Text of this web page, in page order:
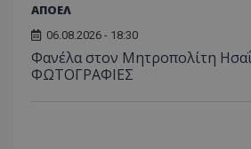
ΑΠΟΕΛ
06.08.2026 - 18:30
Φανέλα στον Μητροπολίτη
ΦΩΤΟΓΡΑΦΙΕΣ